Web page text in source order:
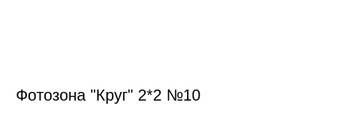
Фотозона "Круг" 2*2 №10